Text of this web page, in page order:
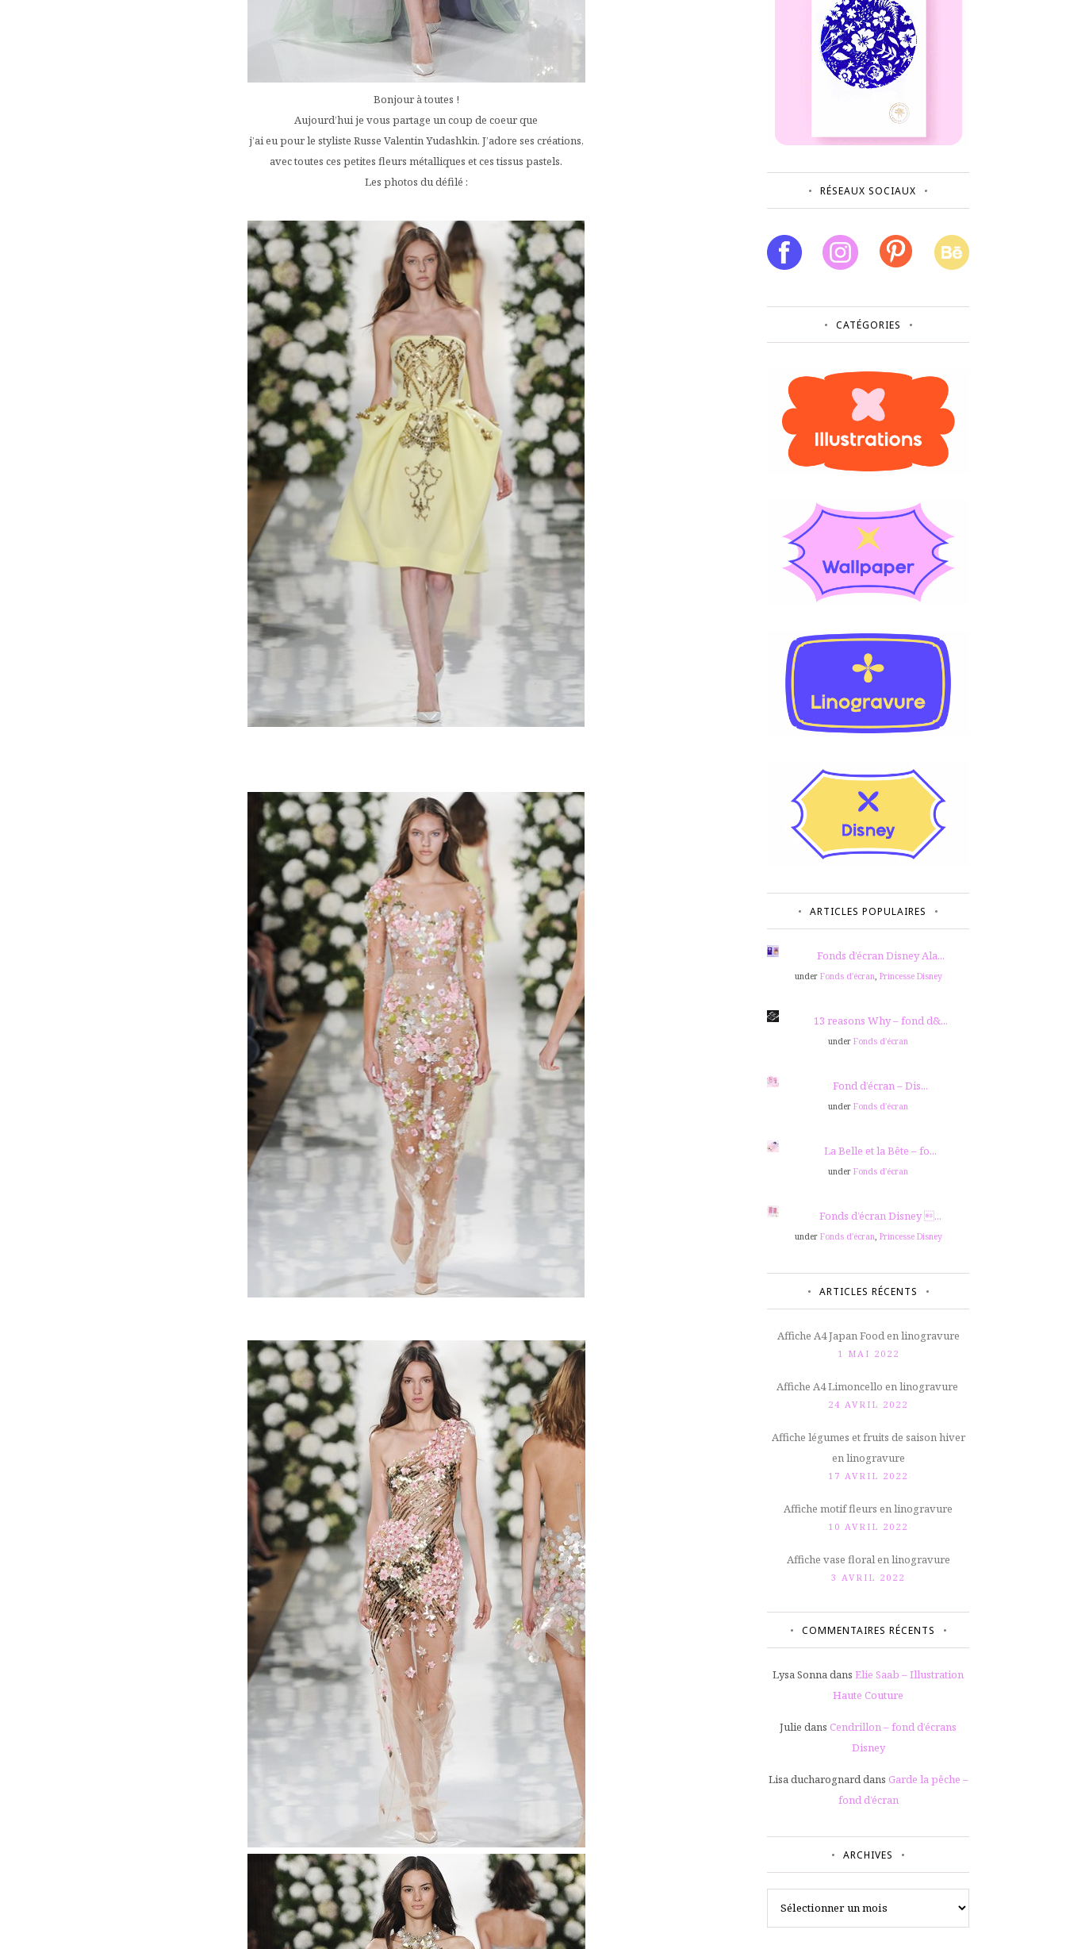
Bonjour à toutes !
Aujourd’hui je vous partage un coup de coeur que
j’ai eu pour le styliste Russe Valentin Yudashkin. J’adore ses créations,
avec toutes ces petites fleurs métalliques et ces tissus pastels.
Les photos du défilé :
RÉSEAUX SOCIAUX
CATÉGORIES
ARTICLES POPULAIRES
Fonds d’écran Disney Ala...
under Fonds d'écran Princesse Disney
13 reasons Why – fond d&...
under Fonds d'écran
Fond d’écran – Dis...
under Fonds d'écran
La Belle et la Bête – fo...
under Fonds d'écran
Fonds d’écran Disney ...
under Fonds d'écran Princesse Disney
ARTICLES RÉCENTS
Affiche A4 Japan Food en linogravure
1 MAI 2022
Affiche A4 Limoncello en linogravure
24 AVRIL 2022
Affiche légumes et fruits de saison hiver
en linogravure
17 AVRIL 2022
Affiche motif fleurs en linogravure
10 AVRIL 2022
Affiche vase floral en linogravure
3 AVRIL 2022
COMMENTAIRES RÉCENTS
Lysa Sonna dans Elie Saab – Illustration
Haute Couture
Julie dans Cendrillon – fond d’écrans
Disney
Lisa ducharognard dans Garde la pêche –
fond d’écran
ARCHIVES